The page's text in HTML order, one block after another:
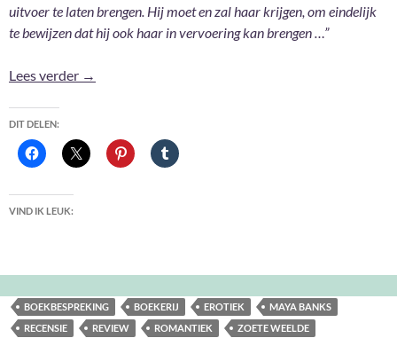
uitvoer te laten brengen. Hij moet en zal haar krijgen, om eindelijk
te bewijzen dat hij ook haar in vervoering kan brengen …”
Lees verder Zoete weelde – Maya Banks
→
DIT DELEN:
VIND IK LEUK:
BOEKBESPREKING BOEKERIJ EROTIEK
MAYA BANKS
RECENSIE
REVIEW ROMANTIEK ZOETE WEELDE